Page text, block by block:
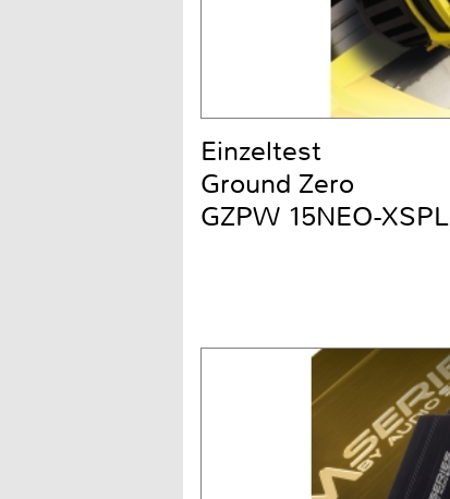
Einzeltest
Ground Zero
GZPW 15NEO-XSPL